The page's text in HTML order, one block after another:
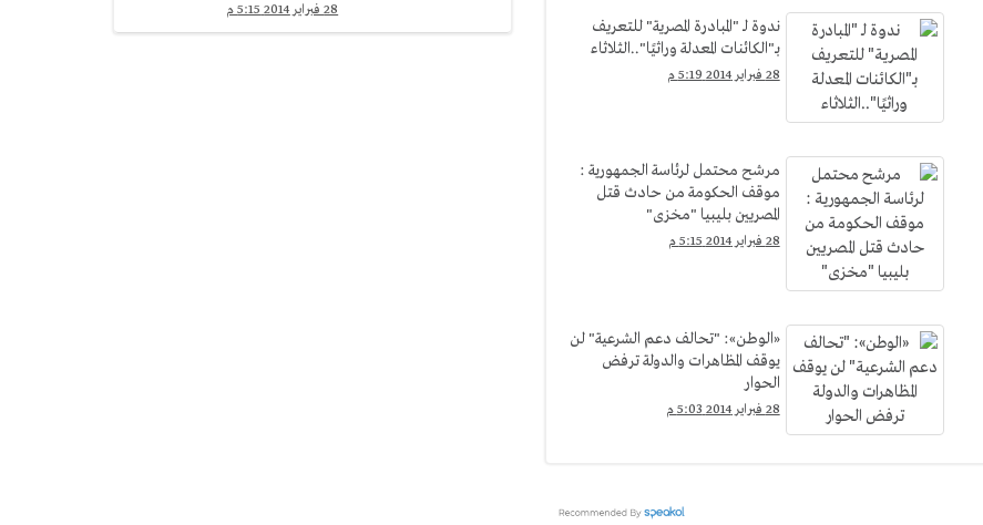
ندوة لـ "المبادرة المصرية" للتعريف
بـ"الكائنات المعدلة وراثيًا"..الثلاثاء
28 فبراير 2014 5:19 م
مرشح محتمل لرئاسة الجمهورية :
موقف الحكومة من حادث قتل
المصريين بليبيا "مخزى"
28 فبراير 2014 5:15 م
«الوطن»: "تحالف دعم الشرعية" لن
يوقف المظاهرات والدولة ترفض
الحوار
28 فبراير 2014 5:03 م
28 فبراير 2014 5:15 م